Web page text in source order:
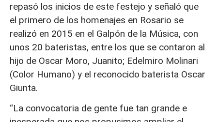
repasó los inicios de este festejo y señaló que
el primero de los homenajes en Rosario se
realizó en 2015 en el Galpón de la Música, con
unos 20 bateristas, entre los que se contaron al
hijo de Oscar Moro, Juanito; Edelmiro Molinari
(Color Humano) y el reconocido baterista Oscar
Giunta.
“La convocatoria de gente fue tan grande e